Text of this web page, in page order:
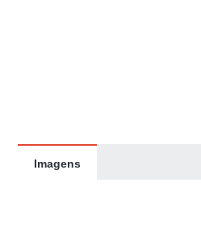
Imagens